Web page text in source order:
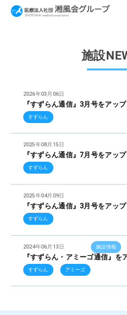
施設
2026年03月06日
『すずらん通信』3月号をアッ
すずらん
2025年08月15日
『すずらん通信』7月号をアッ
すずらん
2025年04月09日
『すずらん通信』3月号をアッ
すずらん
2024年06月13日
『すずらん・アミーゴ通信』を
施設情報
すずらん アミーゴ